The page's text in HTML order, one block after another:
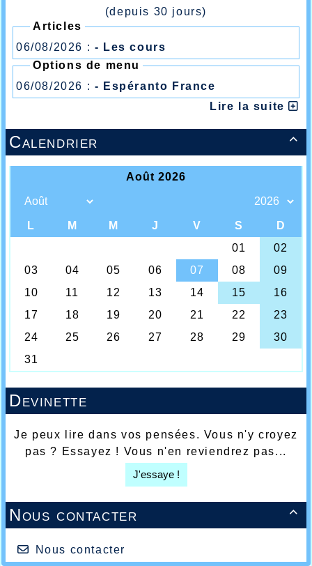
(depuis 30 jours)
Articles
06/08/2026 : - Les cours
Options de menu
06/08/2026 : - Espéranto France
Lire la suite

Calendrier
Devinette
Je peux lire dans vos pensées. Vous n'y croyez
pas ? Essayez ! Vous n'en reviendrez pas...
J'essaye !

Nous contacter
Nous contacter